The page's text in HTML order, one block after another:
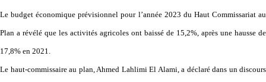
Le budget économique prévisionnel pour l’année 2023 du Haut Commissariat au
Plan a révélé que les activités agricoles ont baissé de 15,2%, après une hausse de
17,8% en 2021.
Le haut-commissaire au plan, Ahmed Lahlimi El Alami, a déclaré dans un discours